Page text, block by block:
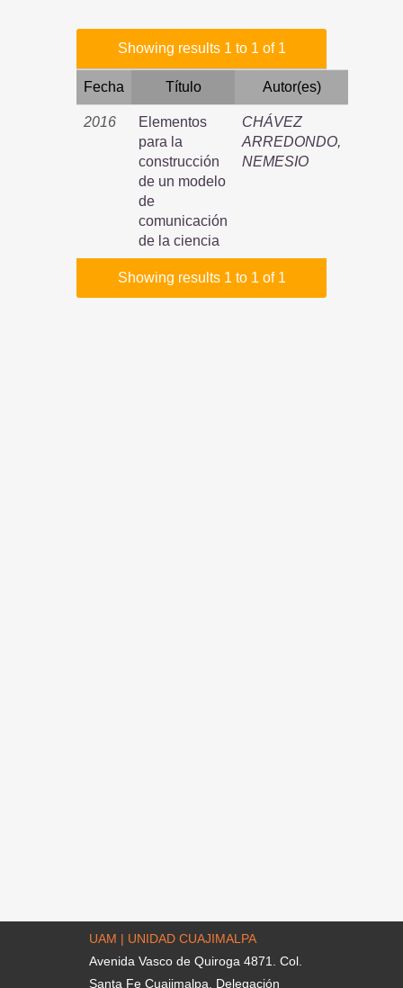
Showing results 1 to 1 of 1
Fecha Título Autor(es)
2016
Elementos
para la
construcción
de un modelo
de
comunicación
de la ciencia
CHÁVEZ
ARREDONDO,
NEMESIO
Showing results 1 to 1 of 1
UAM | UNIDAD CUAJIMALPA
Avenida Vasco de Quiroga 4871. Col.
Santa Fe Cuajimalpa. Delegación